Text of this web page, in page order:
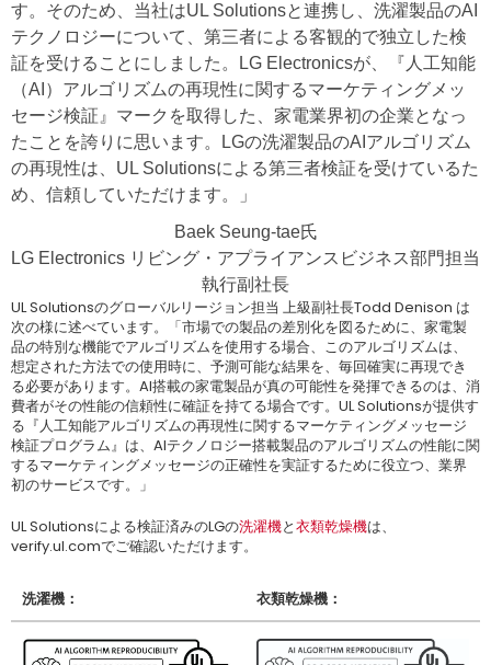
す。そのため、当社はUL Solutionsと連携し、洗濯製品のAI
テクノロジーについて、第三者による客観的で独立した検
証を受けることにしました。LG Electronicsが、『人工知能
（AI）アルゴリズムの再現性に関するマーケティングメッ
セージ検証』マークを取得した、家電業界初の企業となっ
たことを誇りに思います。LGの洗濯製品のAIアルゴリズム
の再現性は、UL Solutionsによる第三者検証を受けているた
め、信頼していただけます。」
Baek Seung-tae氏
LG Electronics リビング・アプライアンスビジネス部門担当
執行副社長
UL Solutionsのグローバルリージョン担当 上級副社長Todd Denison は
次の様に述べています。「市場での製品の差別化を図るために、家電製
品の特別な機能でアルゴリズムを使用する場合、このアルゴリズムは、
想定された方法での使用時に、予測可能な結果を、毎回確実に再現でき
る必要があります。AI搭載の家電製品が真の可能性を発揮できるのは、消
費者がその性能の信頼性に確証を持てる場合です。UL Solutionsが提供す
る『人工知能アルゴリズムの再現性に関するマーケティングメッセージ
検証プログラム』は、AIテクノロジー搭載製品のアルゴリズムの性能に関
するマーケティングメッセージの正確性を実証するために役立つ、業界
初のサービスです。」
UL Solutionsによる検証済みのLGの洗濯機と衣類乾燥機は、
verify.ul.comでご確認いただけます。
洗濯機： 衣類乾燥機：